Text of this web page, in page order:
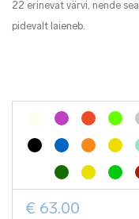
22 erinevat värvi, nende
pidevalt laieneb.
€ 63.00